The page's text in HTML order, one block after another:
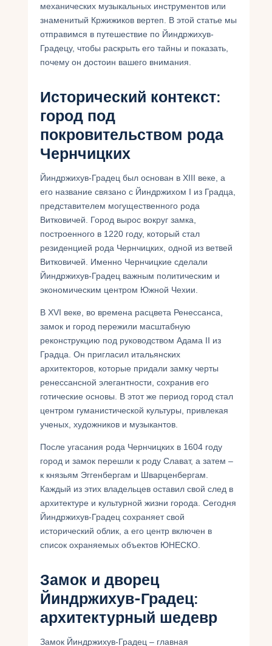
механических музыкальных инструментов или
знаменитый Кржижиков вертеп. В этой статье мы
отправимся в путешествие по Йиндржихув-
Градецу, чтобы раскрыть его тайны и показать,
почему он достоин вашего внимания.
Исторический контекст:
город под
покровительством рода
Чернчицких
Йиндржихув-Градец был основан в XIII веке, а
его название связано с Йиндржихом I из Градца,
представителем могущественного рода
Витковичей. Город вырос вокруг замка,
построенного в 1220 году, который стал
резиденцией рода Чернчицких, одной из ветвей
Витковичей. Именно Чернчицкие сделали
Йиндржихув-Градец важным политическим и
экономическим центром Южной Чехии.
В XVI веке, во времена расцвета Ренессанса,
замок и город пережили масштабную
реконструкцию под руководством Адама II из
Градца. Он пригласил итальянских
архитекторов, которые придали замку черты
ренессансной элегантности, сохранив его
готические основы. В этот же период город стал
центром гуманистической культуры, привлекая
ученых, художников и музыкантов.
После угасания рода Чернчицких в 1604 году
город и замок перешли к роду Слават, а затем –
к князьям Эггенбергам и Шварценбергам.
Каждый из этих владельцев оставил свой след в
архитектуре и культурной жизни города. Сегодня
Йиндржихув-Градец сохраняет свой
исторический облик, а его центр включен в
список охраняемых объектов ЮНЕСКО.
Замок и дворец
Йиндржихув-Градец:
архитектурный шедевр
Замок Йиндржихув-Градец – главная